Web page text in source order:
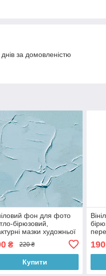
за домовленістю
фон для фото
бірюзовий,
мазки художньої
₴ 220 ₴
Купити
190